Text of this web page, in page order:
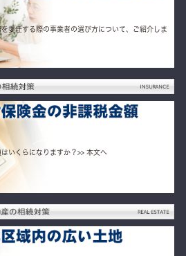
委任する際の事業者の選び方について、ご紹介しま
いくらになりますか？ >> 本文へ